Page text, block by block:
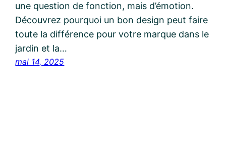
une question de fonction, mais d’émotion.
Découvrez pourquoi un bon design peut faire
toute la différence pour votre marque dans le
jardin et la…
mai 14, 2025